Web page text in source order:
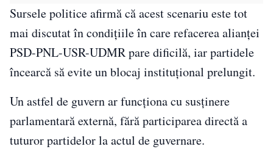
Sursele politice afirmă că acest scenariu este tot
mai discutat în condițiile în care refacerea alianței
PSD-PNL-USR-UDMR pare dificilă, iar partidele
încearcă să evite un blocaj instituțional prelungit.
Un astfel de guvern ar funcționa cu susținere
parlamentară externă, fără participarea directă a
tuturor partidelor la actul de guvernare.